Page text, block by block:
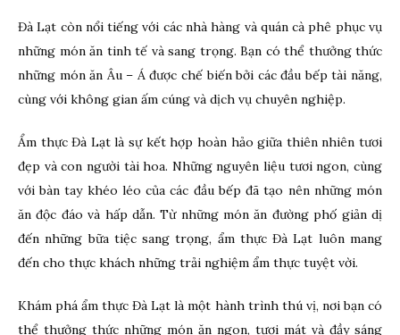
Đà Lạt còn nổi tiếng với các nhà hàng và quán cà phê phục vụ
những món ăn tinh tế và sang trọng. Bạn có thể thưởng thức
những món ăn Âu – Á được chế biến bởi các đầu bếp tài năng,
cùng với không gian ấm cúng và dịch vụ chuyên nghiệp.
Ẩm thực Đà Lạt là sự kết hợp hoàn hảo giữa thiên nhiên tươi
đẹp và con người tài hoa. Những nguyên liệu tươi ngon, cùng
với bàn tay khéo léo của các đầu bếp đã tạo nên những món
ăn độc đáo và hấp dẫn. Từ những món ăn đường phố giản dị
đến những bữa tiệc sang trọng, ẩm thực Đà Lạt luôn mang
đến cho thực khách những trải nghiệm ẩm thực tuyệt vời.
Khám phá ẩm thực Đà Lạt là một hành trình thú vị, nơi bạn có
thể thưởng thức những món ăn ngon, tươi mát và đầy sáng